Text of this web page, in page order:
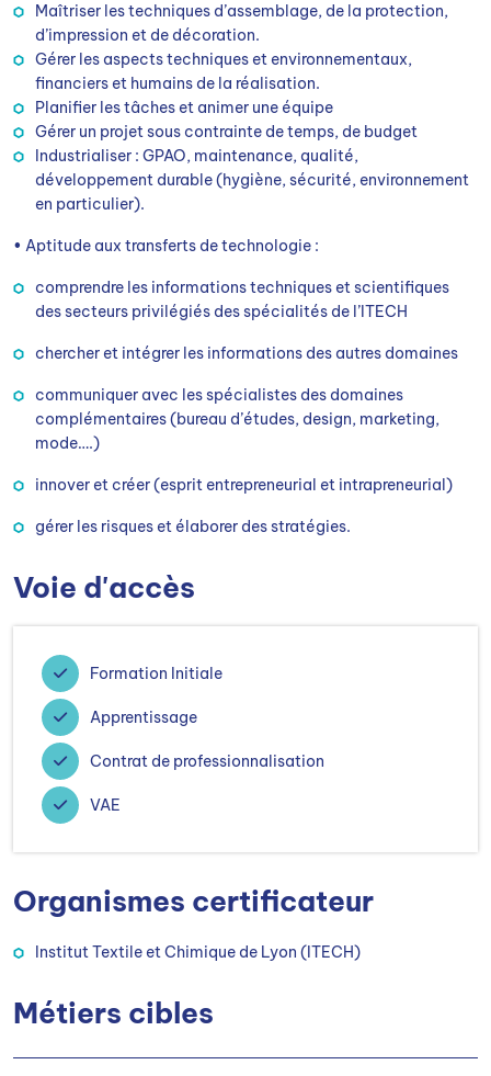
Maîtriser les techniques d’assemblage, de la protection,
d’impression et de décoration.
Gérer les aspects techniques et environnementaux,
financiers et humains de la réalisation.
Planifier les tâches et animer une équipe
Gérer un projet sous contrainte de temps, de budget
Industrialiser : GPAO, maintenance, qualité,
développement durable (hygiène, sécurité, environnement
en particulier).
• Aptitude aux transferts de technologie :
comprendre les informations techniques et scientifiques
des secteurs privilégiés des spécialités de l’ITECH
chercher et intégrer les informations des autres domaines
communiquer avec les spécialistes des domaines
complémentaires (bureau d’études, design, marketing,
mode….)
innover et créer (esprit entrepreneurial et intrapreneurial)
gérer les risques et élaborer des stratégies.
Voie d'accès
Formation Initiale
Apprentissage
Contrat de professionnalisation
VAE
Organismes certificateur
Institut Textile et Chimique de Lyon (ITECH)
Métiers cibles